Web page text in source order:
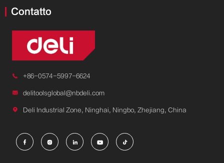
Contatto
 +86-0574-5997-6624
 delitoolsglobal@nbdeli.com
 Deli Industrial Zone, Ninghai, Ningbo, Zhejiang, China
    